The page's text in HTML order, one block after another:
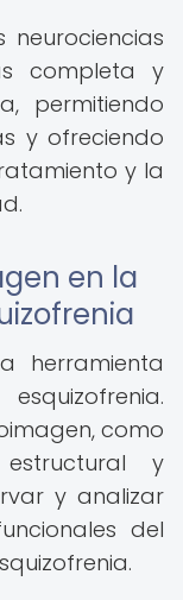
completa y
permitiendo
y ofreciendo
y la
en la
herramienta
como
y
y analizar
del